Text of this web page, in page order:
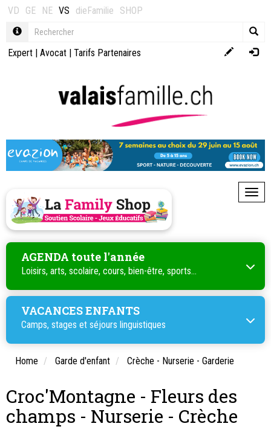
VD GE NE VS dieFamilie SHOP
Expert | Avocat | Tarifs Partenaires
AGENDA toute l'année
Loisirs, arts, scolaire, cours, bien-être, sports...
VACANCES ENFANTS
Camps, stages et séjours linguistiques
Home Garde d'enfant Crèche - Nurserie - Garderie
Croc'Montagne - Fleurs des
champs - Nurserie - Crèche